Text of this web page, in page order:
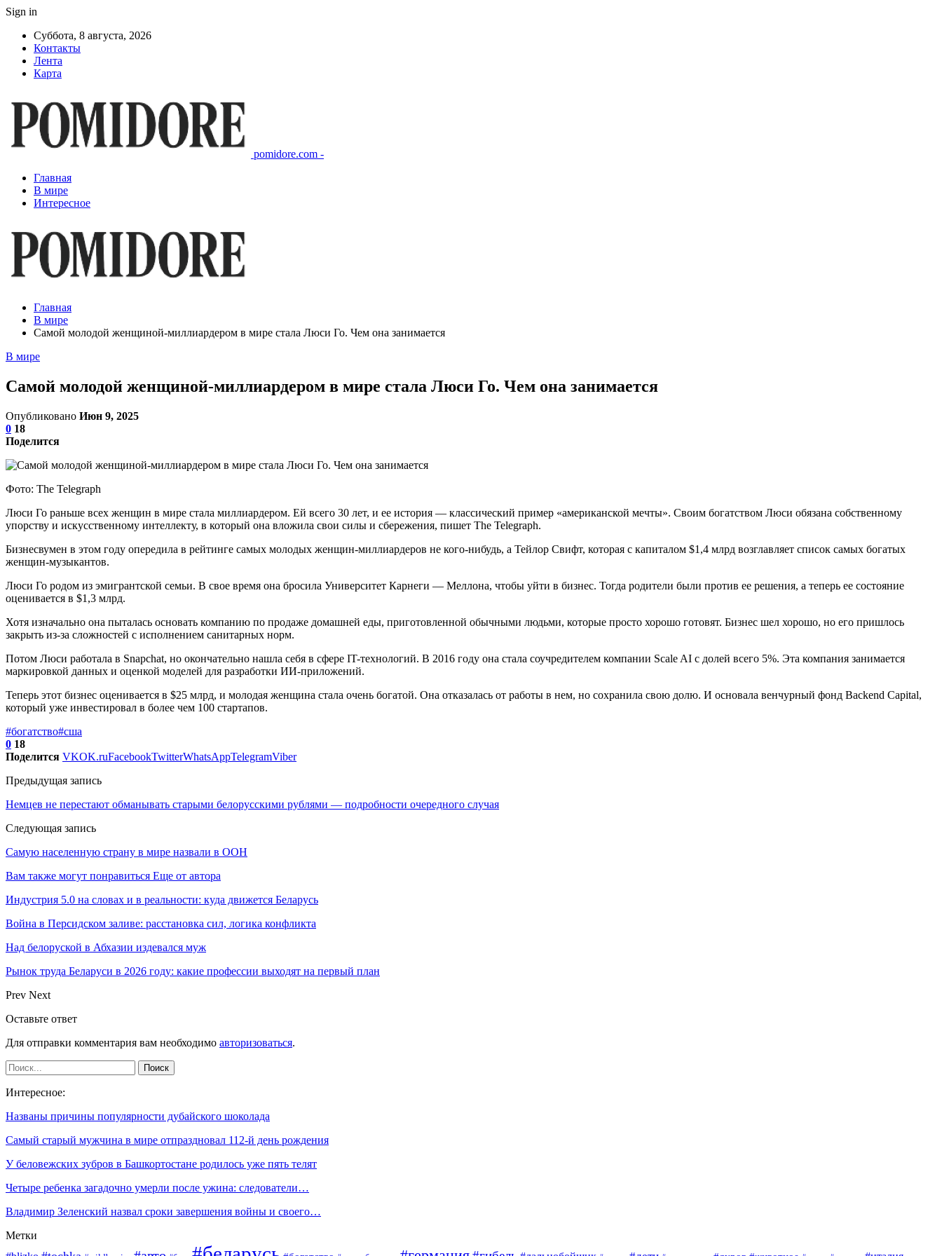
Sign in
Суббота, 8 августа, 2026
Контакты
Лента
Карта
pomidore.com -
Главная
В мире
Интересное
Главная
В мире
Самой молодой женщиной-миллиардером в мире стала Люси Го. Чем она занимается
В мире
Самой молодой женщиной-миллиардером в мире стала Люси Го. Чем она занимается
Опубликовано Июн 9, 2025
0 18
Поделится
Фото: The Telegraph
Люси Го раньше всех женщин в мире стала миллиардером. Ей всего 30 лет, и ее история — классический пример «американской мечты». Своим богатством Люси обязана собственному
упорству и искусственному интеллекту, в который она вложила свои силы и сбережения, пишет The Telegraph.
Бизнесвумен в этом году опередила в рейтинге самых молодых женщин-миллиардеров не кого-нибудь, а Тейлор Свифт, которая с капиталом $1,4 млрд возглавляет список самых богатых
женщин-музыкантов.
Люси Го родом из эмигрантской семьи. В свое время она бросила Университет Карнеги — Меллона, чтобы уйти в бизнес. Тогда родители были против ее решения, а теперь ее состояние
оценивается в $1,3 млрд.
Хотя изначально она пыталась основать компанию по продаже домашней еды, приготовленной обычными людьми, которые просто хорошо готовят. Бизнес шел хорошо, но его пришлось
закрыть из-за сложностей с исполнением санитарных норм.
Потом Люси работала в Snapchat, но окончательно нашла себя в сфере IT-технологий. В 2016 году она стала соучредителем компании Scale AI с долей всего 5%. Эта компания занимается
маркировкой данных и оценкой моделей для разработки ИИ-приложений.
Теперь этот бизнес оценивается в $25 млрд, и молодая женщина стала очень богатой. Она отказалась от работы в нем, но сохранила свою долю. И основала венчурный фонд Backend Capital,
который уже инвестировал в более чем 100 стартапов.
#богатство#сша
0 18
Поделится VKOK.ruFacebookTwitterWhatsAppTelegramViber
Предыдущая запись
Немцев не перестают обманывать старыми белорусскими рублями — подробности очередного случая
Следующая запись
Самую населенную страну в мире назвали в ООН
Вам также могут понравиться Еще от автора
Индустрия 5.0 на словах и в реальности: куда движется Беларусь
Война в Персидском заливе: расстановка сил, логика конфликта
Над белоруской в Абхазии издевался муж
Рынок труда Беларуси в 2026 году: какие профессии выходят на первый план
Prev Next
Оставьте ответ
Для отправки комментария вам необходимо авторизоваться.
Интересное:
Названы причины популярности дубайского шоколада
Самый старый мужчина в мире отпраздновал 112-й день рождения
У беловежских зубров в Башкортостане родилось уже пять телят
Четыре ребенка загадочно умерли после ужина: следователи…
Владимир Зеленский назвал сроки завершения войны и своего…
Метки